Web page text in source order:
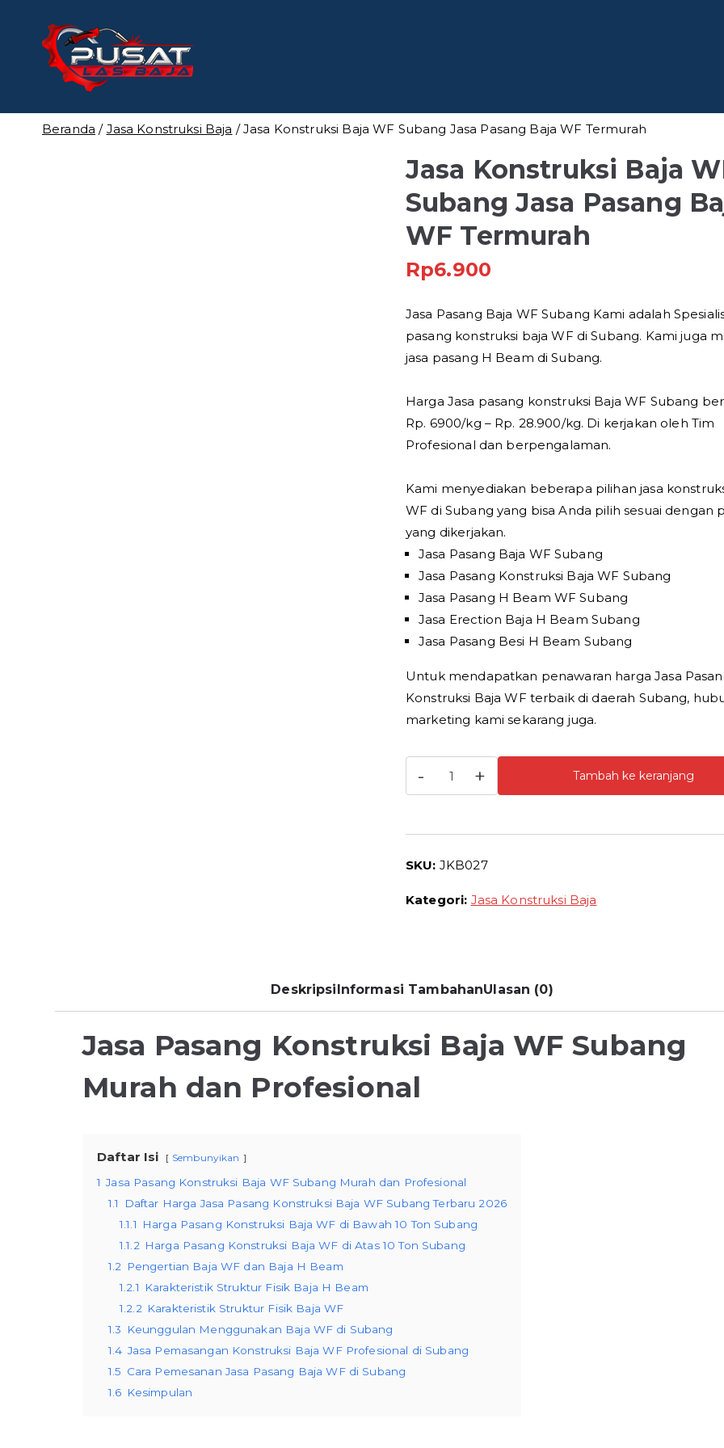
Beranda / Jasa Konstruksi Baja / Jasa Konstruksi Baja WF Subang Jasa Pasang Baja WF Termurah
Jasa Konstruksi Baja
Subang Jasa Pasang
WF Termurah
Rp6.900
Jasa Pasang Baja WF Subang Kami adalah
pasang konstruksi baja WF di Subang. Kami juga
jasa pasang H Beam di Subang.
Harga Jasa pasang konstruksi Baja WF Subang
Rp. 6900/kg – Rp. 28.900/kg. Di kerjakan oleh Tim
Profesional dan berpengalaman.
Kami menyediakan beberapa pilihan jasa
WF di Subang yang bisa Anda pilih sesuai dengan
yang dikerjakan.
Jasa Pasang Baja WF Subang
Jasa Pasang Konstruksi Baja WF Subang
Jasa Pasang H Beam WF Subang
Jasa Erection Baja H Beam Subang
Jasa Pasang Besi H Beam Subang
Untuk mendapatkan penawaran harga Jasa
Konstruksi Baja WF terbaik di daerah Subang,
marketing kami sekarang juga.
-
Baja
Jasa
Termurah
+ Tambah ke keranjang
SKU: JKB027
Kategori: Jasa Konstruksi Baja
DeskripsiInformasi TambahanUlasan (0)
Jasa Pasang Konstruksi Baja WF Subang
Murah dan Profesional
Daftar Isi Sembunyikan
1 Jasa Pasang Konstruksi Baja WF Subang Murah dan Profesional
1.1
Daftar Harga Jasa Pasang Konstruksi Baja WF Subang Terbaru 2026
1.1.1
Harga Pasang Konstruksi Baja WF di Bawah 10 Ton Subang
1.1.2 Harga Pasang Konstruksi Baja WF di Atas 10 Ton Subang
1.2
Pengertian Baja WF dan Baja H Beam
1.2.1
Karakteristik Struktur Fisik Baja H Beam
1.2.2 Karakteristik Struktur Fisik Baja WF
1.3
Keunggulan Menggunakan Baja WF di Subang
1.4 Jasa Pemasangan Konstruksi Baja WF Profesional di Subang
1.5 Cara Pemesanan Jasa Pasang Baja WF di Subang
1.6 Kesimpulan